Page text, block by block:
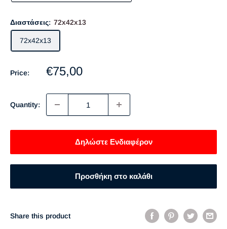
Διαστάσεις: 72x42x13
72x42x13
Price:
Sale
€75,00
Quantity:
Δηλώστε Ενδιαφέρον
Προσθήκη στο καλάθι
Share this product